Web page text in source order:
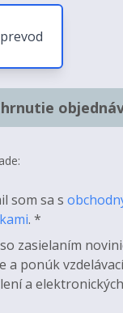
som sa s
. *
zasielaním
a ponúk
a